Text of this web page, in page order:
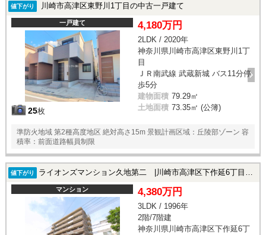
値下がり 川崎市高津区東野川1丁目の中古一戸建て
一戸建て
25枚
4,180万円
2LDK / 2020年
神奈川県川崎市高津区東野川1丁
目
ＪＲ南武線 武蔵新城 バス11分停
歩5分
建物面積 79.29㎡
土地面積 73.35㎡ (公簿)
準防火地域 第2種高度地区 絶対高さ15m 景観計画区域：丘陵部ゾーン 容
積率：前面道路幅員制限
値下がり ライオンズマンション久地第二 |川崎市高津区下作延6丁目の中古マンション
マンション 4,380万円
3LDK / 1996年
2階/7階建
神奈川県川崎市高津区下作延6丁